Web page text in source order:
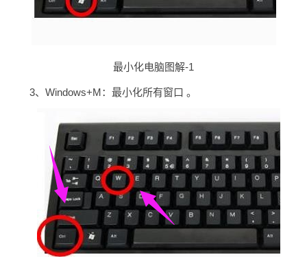
最小化电脑图解-1
3、Windows+M：最小化所有窗口 。